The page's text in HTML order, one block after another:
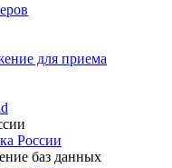
для приема
России
баз данных